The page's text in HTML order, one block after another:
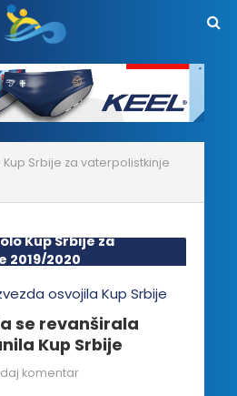
Srbije za vaterpolistkinje
Kup Srbije za
2020
se revanširala
Kup Srbije
komentar